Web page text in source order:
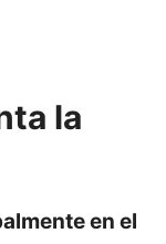
la
en el